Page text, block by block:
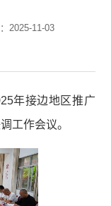
2025-11-03
年接边地区推广
工作会议。